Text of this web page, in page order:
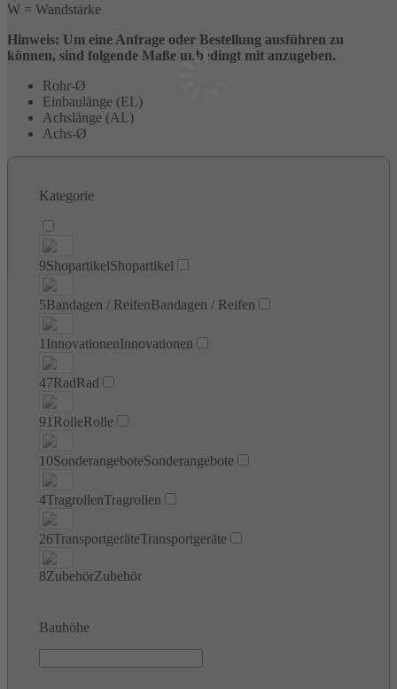
W = Wandstärke
Hinweis: Um eine Anfrage oder Bestellung ausführen zu
können, sind folgende Maße unbedingt mit anzugeben.
Rohr-Ø
Einbaulänge (EL)
Achslänge (AL)
Achs-Ø
Kategorie
9ShopartikelShopartikel
5Bandagen / ReifenBandagen / Reifen
1 InnovationenInnovationen
47RadRad
91 RolleRolle
10SonderangeboteSonderangebote
4TragrollenTragrollen
26TransportgeräteTransportgeräte
8ZubehörZubehör
Bauhöhe